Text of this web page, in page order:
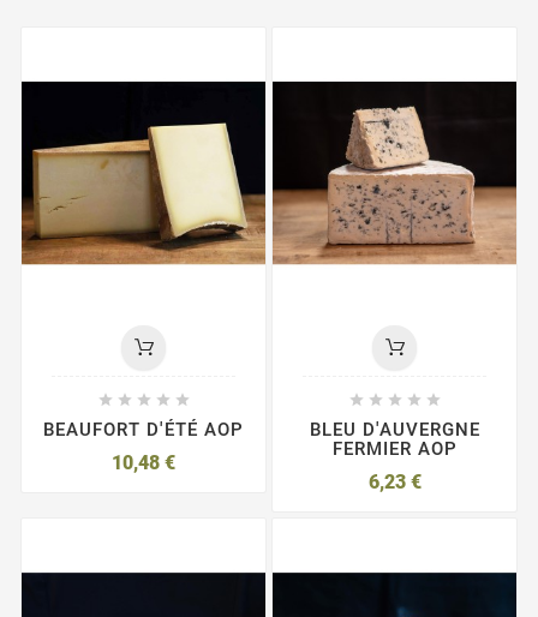
    
BEAUFORT D'ÉTÉ AOP
10,48 €
    
BLEU D'AUVERGNE
FERMIER AOP
6,23 €